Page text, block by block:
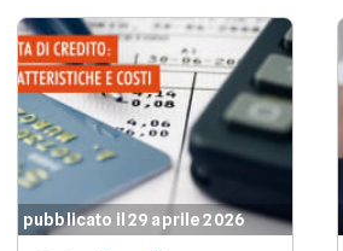
contanti. Il fenomeno
coinvolge anche le
province più piccole e il
Sud Italia. Scopri come e
perché in questo articolo
a cura di Facile.it.
pubblicato il 29 aprile 2026